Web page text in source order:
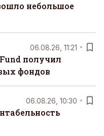
небольшое
06.08.26, 11:21
получил
фондов
06.08.26, 10:30